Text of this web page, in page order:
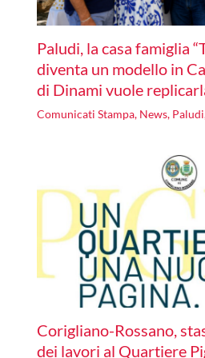
Paludi, la casa famiglia
diventa un modello in
di Dinami vuole
Comunicati Stampa, News, Paludi
Corigliano-Rossano,
dei lavori al Quartiere